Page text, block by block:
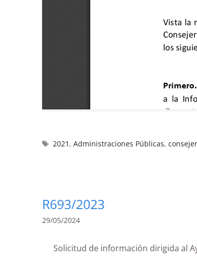
2021 ,Administraciones Públicas,
R693/2023
29/05/2024
Solicitud de información dirigida